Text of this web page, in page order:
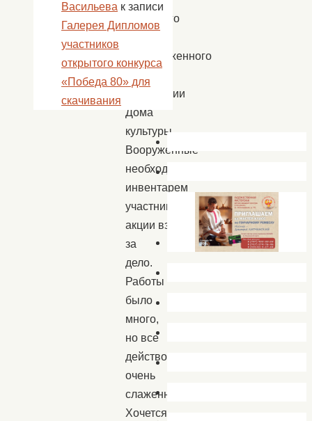
памятного
расположенного
территории
Дома
культуры.
Вооруженные
необходимым
инвентарем
участники
акции взялись
за
дело.
Работы
было
много,
но все
действовали
очень
слаженно.
Хочется
Васильева к записи
Галерея Дипломов
участников
открытого конкурса
«Победа 80» для
скачивания